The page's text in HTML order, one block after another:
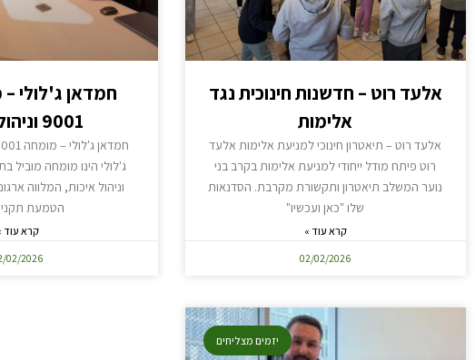
אלעד רוט – חדשנות חינוכית נגד
אלימות
אלעד רוט – תיאטרון חינוכי למניעת אלימות אלעד
רוט פיתח מודל ייחודי למניעת אלימות בקרב בני
נוער המשלב תיאטרון ותקשורת מקרבת. הסדנאות
שלו "כאן ועכשיו"
קרא עוד »
02/02/2026
9001 וניהול איכות
וניהול איכות, המלווה
הטמעת תקני
קרא עוד
02/2026
יזמים מצליחים